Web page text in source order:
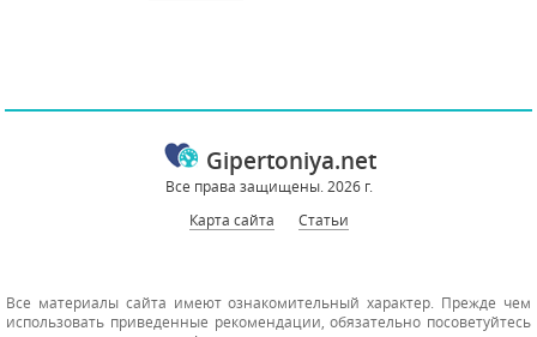
Gipertoniya.net
Все права защищены. 2026 г.
Карта сайта
Статьи
Все материалы сайта имеют ознакомительный характер. Прежде чем
использовать приведенные рекомендации, обязательно посоветуйтесь